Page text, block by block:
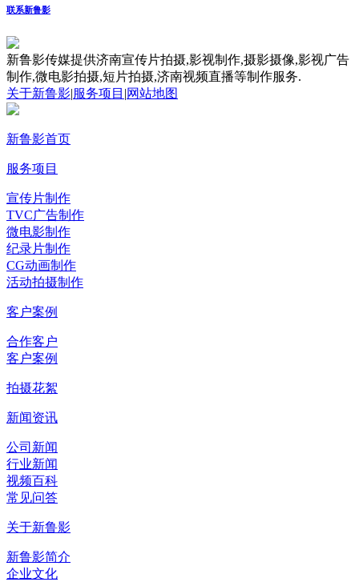
联系新鲁影
新鲁影传媒提供济南宣传片拍摄,影视制作,摄影摄像,影视广告
制作,微电影拍摄,短片拍摄,济南视频直播等制作服务.
关于新鲁影|服务项目 |网站地图
新鲁影首页
服务项目
宣传片制作
TVC广告制作
微电影制作
纪录片制作
CG动画制作
活动拍摄制作
客户案例
合作客户
客户案例
拍摄花絮
新闻资讯
公司新闻
行业新闻
视频百科
常见问答
关于新鲁影
新鲁影简介
企业文化